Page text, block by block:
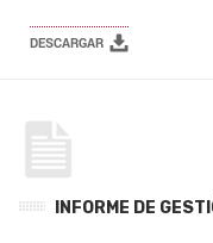
INFORME DE